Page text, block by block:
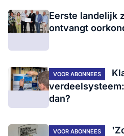
Eerste landelijk
ontvangt
VOOR ABONNEES
dan?
VOOR ABONNEES